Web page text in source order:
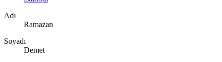
Adı
Ramazan
Soyadı
Demet